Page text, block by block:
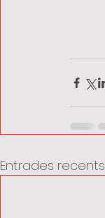
Entrades recents